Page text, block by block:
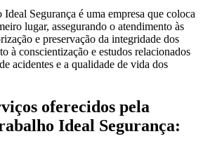
Segurança é uma empresa que coloca
lugar, assegurando o atendimento às
e preservação da integridade dos
à conscientização e estudos relacionados
acidentes e a qualidade de vida dos
oferecidos pela
Ideal Segurança: